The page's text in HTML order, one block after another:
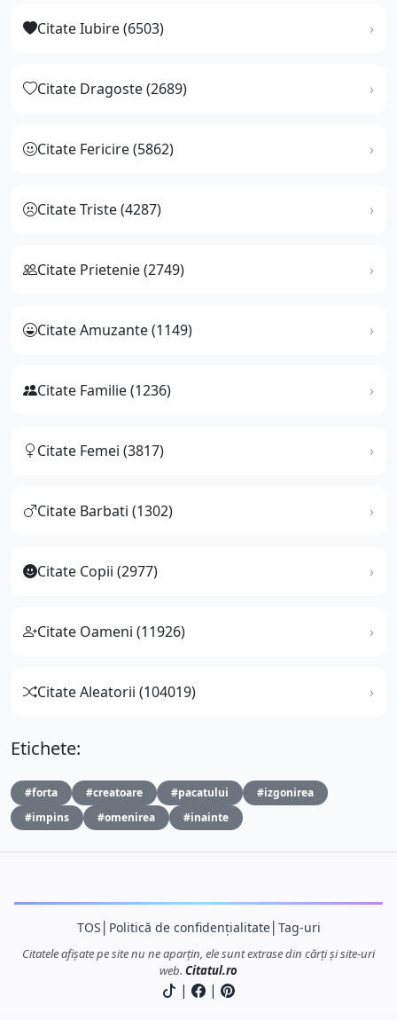
Citate Iubire (6503)
Citate Dragoste (2689)
Citate Fericire (5862)
Citate Triste (4287)
Citate Prietenie (2749)
Citate Amuzante (1149)
Citate Familie (1236)
Citate Femei (3817)
Citate Barbati (1302)
Citate Copii (2977)
Citate Oameni (11926)
Citate Aleatorii (104019)
Etichete:
#forta #creatoare #pacatului
#izgonirea
#impins
#omenirea #inainte
TOS Politică de confidențialitate│ Tag-uri
Citatele afișate pe site nu ne aparțin, ele sunt extrase din cărți și site-uri
web. Citatul.ro
| |